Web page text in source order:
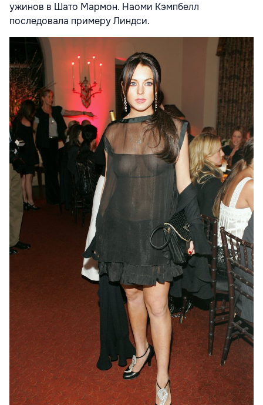
ужинов в Шато Мармон. Наоми Кэмпбелл
последовала примеру Линдси.